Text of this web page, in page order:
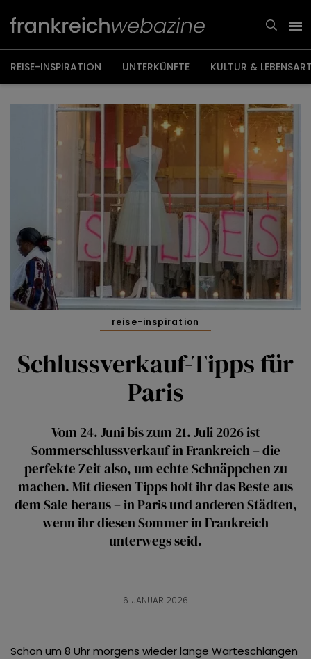
Inhalt
REISE-INSPIRATION UNTERKÜNFTE KULTUR &
reise-inspiration
Schlussverkauf-Tipps für
Paris
Vom 24. Juni bis zum 21. Juli 2026 ist
Sommerschlussverkauf in Frankreich – die
perfekte Zeit also, um echte Schnäppchen zu
machen. Mit diesen Tipps holt ihr das Beste aus
dem Sale heraus – in Paris und anderen Städten,
wenn ihr diesen Sommer in Frankreich
unterwegs seid.
6. JANUAR 2026
Schon um 8 Uhr morgens wieder lange Warteschlangen